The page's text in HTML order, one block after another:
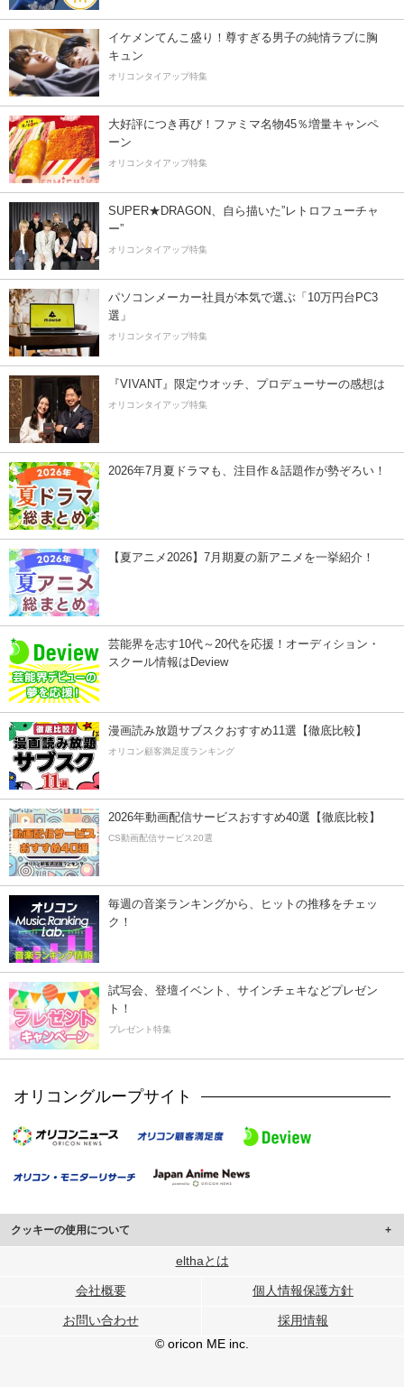
イケメンてんこ盛り！尊すぎる男子の純情ラブに胸
キュン
オリコンタイアップ特集
大好評につき再び！ファミマ名物45％増量キャンペ
ーン
オリコンタイアップ特集
SUPER★DRAGON、自ら描いた”レトロフューチャ
ー”
オリコンタイアップ特集
パソコンメーカー社員が本気で選ぶ「10万円台PC3
選」
オリコンタイアップ特集
『VIVANT』限定ウオッチ、プロデューサーの感想は
オリコンタイアップ特集
2026年7月夏ドラマも、注目作＆話題作が勢ぞろい！
【夏アニメ2026】7月期夏の新アニメを一挙紹介！
芸能界を志す10代～20代を応援！オーディション・
スクール情報はDeview
漫画読み放題サブスクおすすめ11選【徹底比較】
オリコン顧客満足度ランキング
2026年動画配信サービスおすすめ40選【徹底比較】
CS動画配信サービス20選
毎週の音楽ランキングから、ヒットの推移をチェッ
ク！
試写会、登壇イベント、サインチェキなどプレゼン
ト！
プレゼント特集
オリコングループサイト
クッキーの使用について
このサイトでは Cookie を使用して、ユーザーに合わせたコンテンツや広告の
行っています。
メディアや広告配信、データ解析の各パートナーに提供しています。
ユーザーが各パートナーのサービスを使用したときに収集した他の情報を組み
elthaとは
会社概要 個人情報保護方針
お問い合わせ
採用情報
© oricon ME inc.